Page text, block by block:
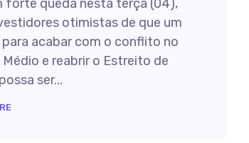
forte queda nesta terça (04),
otimistas de que um
acabar com o conflito no
Médio e reabrir o Estreito de
ser...